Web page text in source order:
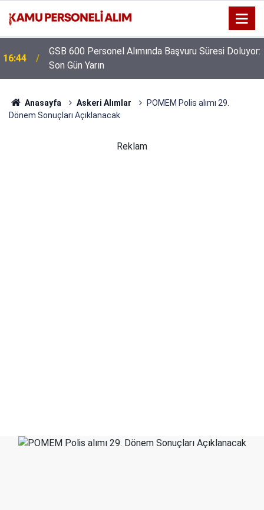
16:44
GSB 600 Personel Alımında Başvuru Süresi Doluyor:
Son Gün Yarın
Anasayfa Askeri Alımlar
POMEM Polis alımı 29.
Dönem Sonuçları Açıklanacak
Reklam